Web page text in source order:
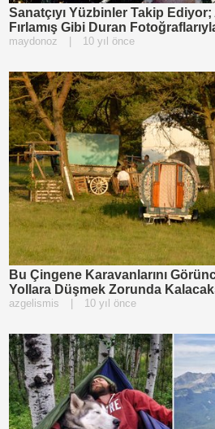
Sanatçıyı Yüzbinler Takip
Fırlamış Gibi Duran
maydonoz | 10 yıl önce
Bu Çingene Karavanlarını
Yollara Düşmek Zorunda
azgelismis 10 yıl önce